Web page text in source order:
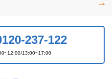
237-122
13:00~17:00